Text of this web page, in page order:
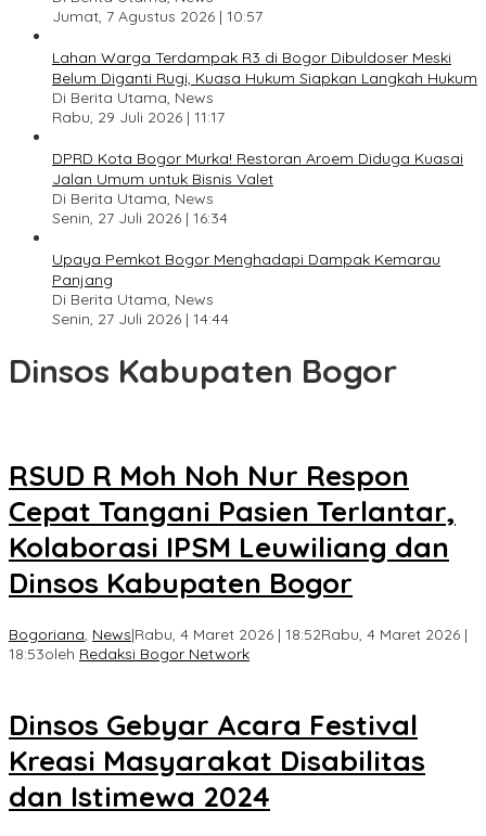
Jumat, 7 Agustus 2026 | 10:57
Lahan Warga Terdampak R3 di Bogor Dibuldoser Meski
Belum Diganti Rugi, Kuasa Hukum Siapkan Langkah Hukum
Di Berita Utama, News
Rabu, 29 Juli 2026 | 11:17
DPRD Kota Bogor Murka! Restoran Aroem Diduga Kuasai
Jalan Umum untuk Bisnis Valet
Di Berita Utama, News
Senin, 27 Juli 2026 | 16:34
Upaya Pemkot Bogor Menghadapi Dampak Kemarau
Panjang
Di Berita Utama, News
Senin, 27 Juli 2026 | 14:44
Dinsos Kabupaten Bogor
RSUD R Moh Noh Nur Respon
Cepat Tangani Pasien Terlantar,
Kolaborasi IPSM Leuwiliang dan
Dinsos Kabupaten Bogor
Bogoriana, News|Rabu, 4 Maret 2026 | 18:52Rabu, 4 Maret 2026 |
18:53oleh Redaksi Bogor Network
Dinsos Gebyar Acara Festival
Kreasi Masyarakat Disabilitas
dan Istimewa 2024